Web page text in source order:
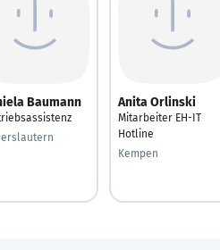
Baumann Anita Orlinski
Mitarbeiter EH-IT
Hotline
Kempen